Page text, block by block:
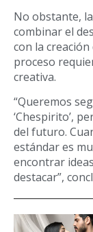
No obstante,
combinar el
con la
proceso
creativa.
“Queremos
‘Chespirito’,
del futuro.
estándar es
encontrar
destacar”,